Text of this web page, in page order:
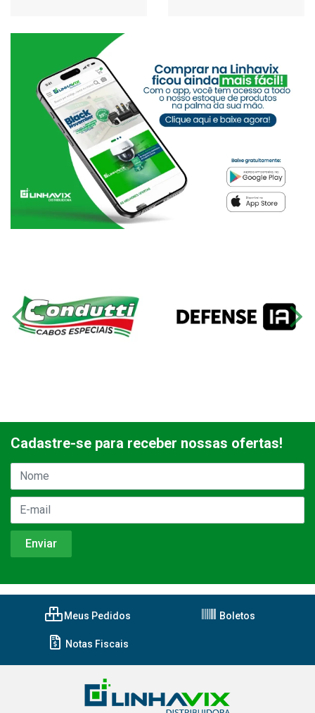
Cadastre-se para receber nossas ofertas!
Meus Pedidos Boletos
Notas Fiscais